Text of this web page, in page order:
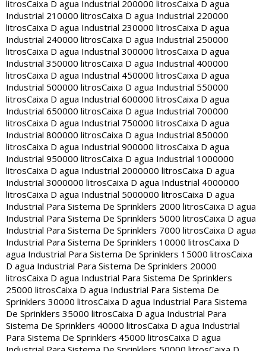
litrosCaixa D agua Industrial 200000 litrosCaixa D agua
Industrial 210000 litrosCaixa D agua Industrial 220000
litrosCaixa D agua Industrial 230000 litrosCaixa D agua
Industrial 240000 litrosCaixa D agua Industrial 250000
litrosCaixa D agua Industrial 300000 litrosCaixa D agua
Industrial 350000 litrosCaixa D agua Industrial 400000
litrosCaixa D agua Industrial 450000 litrosCaixa D agua
Industrial 500000 litrosCaixa D agua Industrial 550000
litrosCaixa D agua Industrial 600000 litrosCaixa D agua
Industrial 650000 litrosCaixa D agua Industrial 700000
litrosCaixa D agua Industrial 750000 litrosCaixa D agua
Industrial 800000 litrosCaixa D agua Industrial 850000
litrosCaixa D agua Industrial 900000 litrosCaixa D agua
Industrial 950000 litrosCaixa D agua Industrial 1000000
litrosCaixa D agua Industrial 2000000 litrosCaixa D agua
Industrial 3000000 litrosCaixa D agua Industrial 4000000
litrosCaixa D agua Industrial 5000000 litrosCaixa D agua
Industrial Para Sistema De Sprinklers 2000 litrosCaixa D agua
Industrial Para Sistema De Sprinklers 5000 litrosCaixa D agua
Industrial Para Sistema De Sprinklers 7000 litrosCaixa D agua
Industrial Para Sistema De Sprinklers 10000 litrosCaixa D
agua Industrial Para Sistema De Sprinklers 15000 litrosCaixa
D agua Industrial Para Sistema De Sprinklers 20000
litrosCaixa D agua Industrial Para Sistema De Sprinklers
25000 litrosCaixa D agua Industrial Para Sistema De
Sprinklers 30000 litrosCaixa D agua Industrial Para Sistema
De Sprinklers 35000 litrosCaixa D agua Industrial Para
Sistema De Sprinklers 40000 litrosCaixa D agua Industrial
Para Sistema De Sprinklers 45000 litrosCaixa D agua